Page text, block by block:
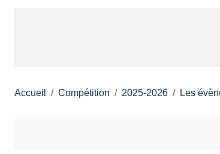
Accueil Compétition 2025-2026 Les